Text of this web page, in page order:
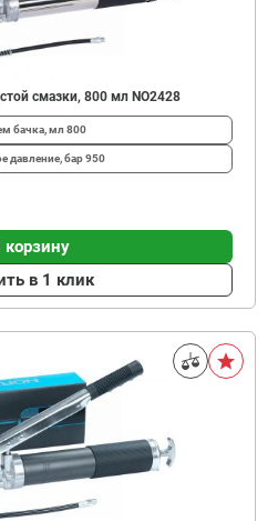
смазки, 800 мл NO2428
бачка, мл 800
давление, бар950
корзину
в 1 клик